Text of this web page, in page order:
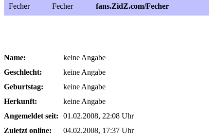
Fecher
Fecher fans.ZidZ.com/Fecher
Name:
keine Angabe
Geschlecht:
keine Angabe
Geburtstag:
keine Angabe
Herkunft:
keine Angabe
Angemeldet seit:
01.02.2008, 22:08 Uhr
Zuletzt online:
04.02.2008, 17:37 Uhr